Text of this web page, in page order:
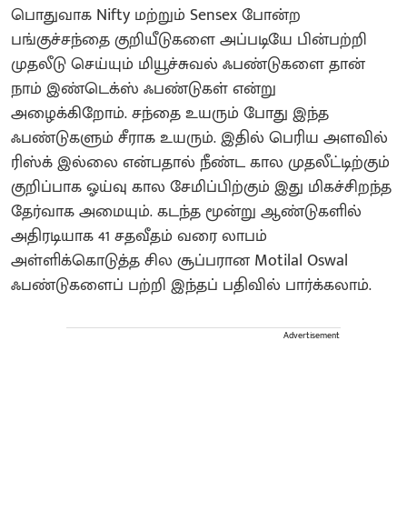
பொதுவாக Nifty மற்றும் Sensex போன்ற
பங்குச்சந்தை குறியீடுகளை அப்படியே பின்பற்றி
முதலீடு செய்யும் மியூச்சுவல் ஃபண்டுகளை தான்
நாம் இண்டெக்ஸ் ஃபண்டுகள் என்று
அழைக்கிறோம். சந்தை உயரும் போது இந்த
ஃபண்டுகளும் சீராக உயரும். இதில் பெரிய அளவில்
ரிஸ்க் இல்லை என்பதால் நீண்ட கால முதலீட்டிற்கும்
குறிப்பாக ஓய்வு கால சேமிப்பிற்கும் இது மிகச்சிறந்த
தேர்வாக அமையும். கடந்த மூன்று ஆண்டுகளில்
அதிரடியாக 41 சதவீதம் வரை லாபம்
அள்ளிக்கொடுத்த சில சூப்பரான Motilal Oswal
ஃபண்டுகளைப் பற்றி இந்தப் பதிவில் பார்க்கலாம்.
Advertisement